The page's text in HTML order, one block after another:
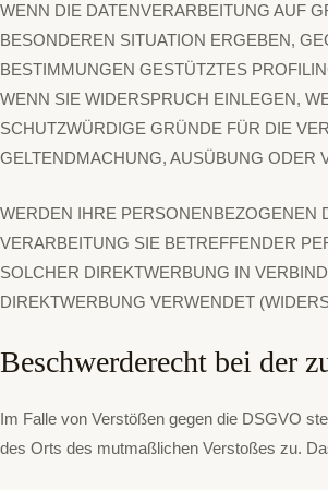
WENN DIE DATENVERARBEITUNG AUF
BESONDEREN SITUATION ERGEBEN,
BESTIMMUNGEN GESTÜTZTES
WENN SIE WIDERSPRUCH EINLEGEN,
SCHUTZWÜRDIGE GRÜNDE FÜR DIE
GELTENDMACHUNG, AUSÜBUNG ODER
WERDEN IHRE PERSONENBEZOGENEN
VERARBEITUNG SIE BETREFFENDER
SOLCHER DIREKTWERBUNG IN
DIREKTWERBUNG VERWENDET
Beschwerde­recht bei der
Im Falle von Verstößen gegen die DSGVO
des Orts des mutmaßlichen Verstoßes zu.